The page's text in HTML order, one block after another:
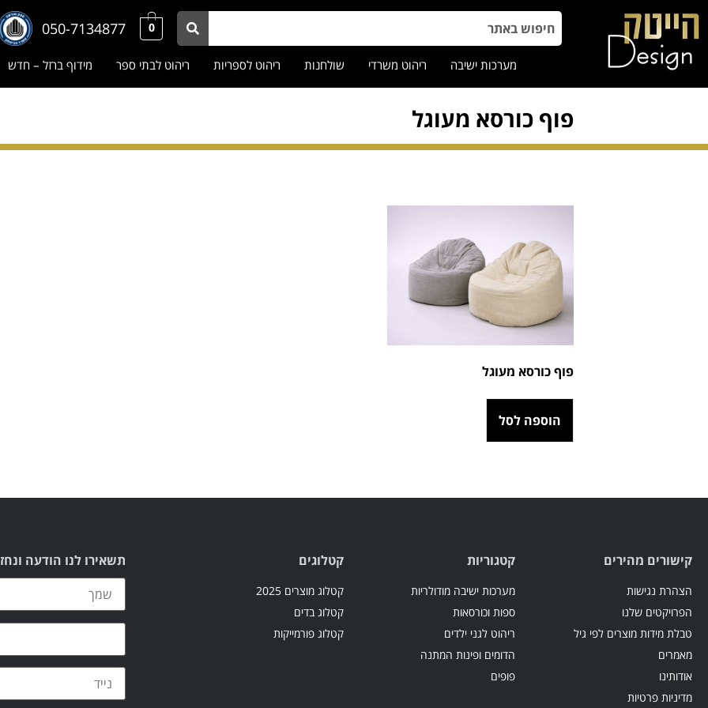
0
050-7134877
מערכות ישיבה ריהוט משרדי שולחנות ריהוט לספריות ריהוט לבתי ספר מידוף ברזל – חדש
פוף כורסא מעוגל
פוף כורסא מעוגל
הוספה לסל
קישורים מהירים
הצהרת נגישות
הפרויקטים שלנו
טבלת מידות מוצרים לפי גיל
מאמרים
אודותינו
מדיניות פרטיות
קטגוריות
מערכות ישיבה מודולריות
ספות וכורסאות
ריהוט לגני ילדים
הדומים ופינות המתנה
פופים
קטלוגים
קטלוג מוצרים 2025
קטלוג בדים
קטלוג פורמייקות
תשאירו לנו הודעה